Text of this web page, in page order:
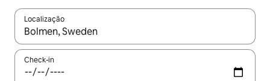
Localização
Quando os resultados estiverem disponíveis, explore-os
Check-in